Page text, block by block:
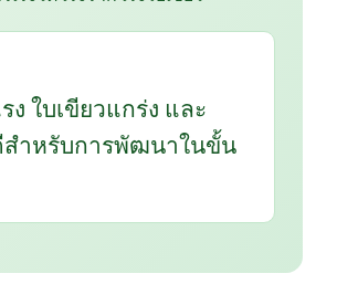
ใบเขียวแกร่ง และ
สำหรับการพัฒนาในขั้น